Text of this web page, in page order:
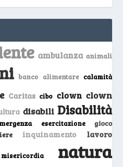
ambulanza animali
banco alimentare calamità
Caritas cibo clown clown
disabili Disabilità
esercitazione gioco
inquinamento lavoro
misericordia natura